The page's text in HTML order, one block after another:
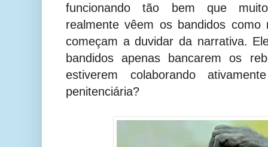
funcionando tão bem que
realmente vêem os bandidos
começam a duvidar da narrativa.
bandidos apenas bancarem os
estiverem colaborando
penitenciária?